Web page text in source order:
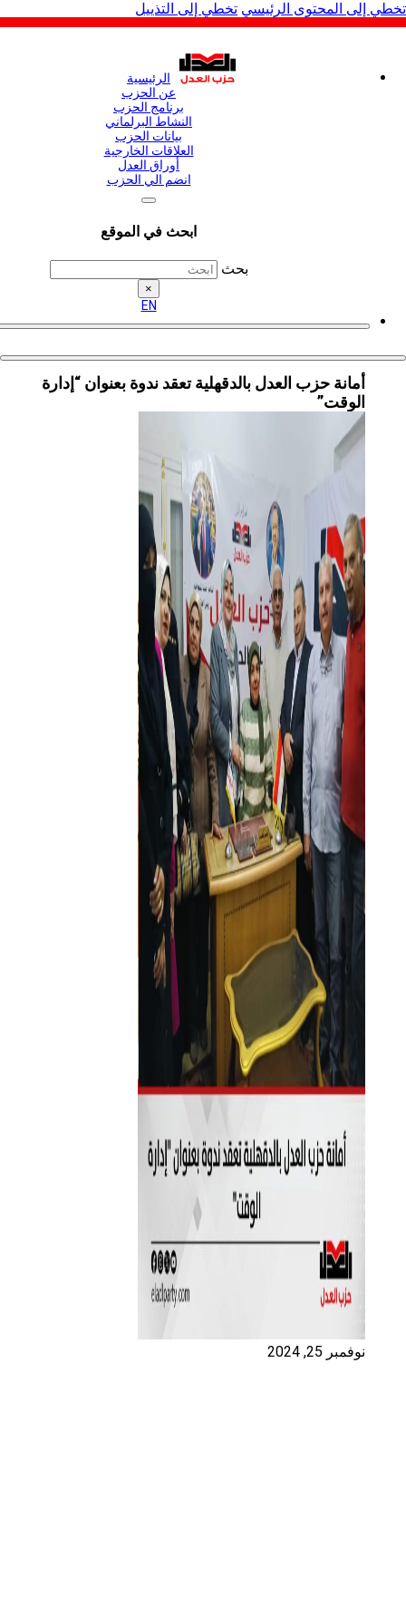
المحتوى الرئيسي تخطي إلى التذييل
الرئيسية
عن الحزب
برنامج الحزب
النشاط البرلماني
بيانات الحزب
العلاقات الخارجية
أوراق العدل
انضم الي الحزب
ابحث في الموقع
أمانة حزب العدل بالدقهلية تعقد ندوة بعنوان “إدارة
الوقت”
نوفمبر 25, 2024